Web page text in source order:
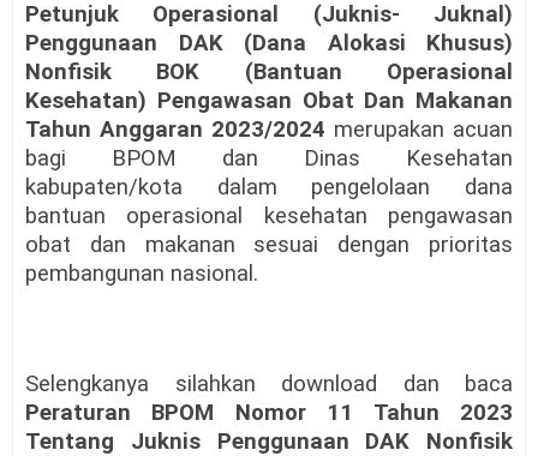
Petunjuk Operasional (Juknis- Juknal)
Penggunaan DAK (Dana Alokasi Khusus)
Nonfisik BOK (Bantuan Operasional
Kesehatan) Pengawasan Obat Dan Makanan
Tahun Anggaran 2023/2024 merupakan acuan
bagi BPOM dan Dinas Kesehatan
kabupaten/kota dalam pengelolaan dana
bantuan operasional kesehatan pengawasan
obat dan makanan sesuai dengan prioritas
pembangunan nasional.
Selengkanya silahkan download dan baca
Peraturan BPOM Nomor 11 Tahun 2023
Tentang Juknis Penggunaan DAK Nonfisik